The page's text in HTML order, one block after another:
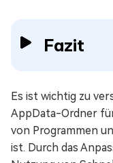
Fazit
Es ist wichtig zu
AppData-Ordner
von Programmen
ist. Durch das